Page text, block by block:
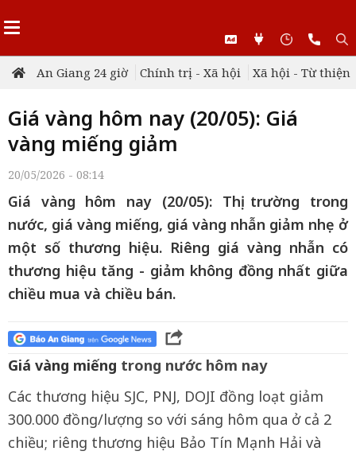
An Giang 24 giờ Chính trị - Xã hội Xã hội - Từ thiện
Giá vàng hôm nay (20/05): Giá
vàng miếng giảm
20/05/2026 - 08:14
Giá vàng hôm nay (20/05): Thị trường trong
nước, giá vàng miếng, giá vàng nhẫn giảm nhẹ ở
một số thương hiệu. Riêng giá vàng nhẫn có
thương hiệu tăng - giảm không đồng nhất giữa
chiều mua và chiều bán.
Giá vàng miếng trong nước hôm nay
Các thương hiệu SJC, PNJ, DOJI đồng loạt giảm
300.000 đồng/lượng so với sáng hôm qua ở cả 2
chiều; riêng thương hiệu Bảo Tín Mạnh Hải và